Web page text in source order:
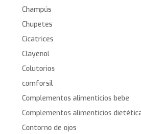
Champús
Chupetes
Cicatrices
Clayenol
Colutorios
comforsil
Complementos alimenticios bebe
Complementos alimenticios
Contorno de ojos